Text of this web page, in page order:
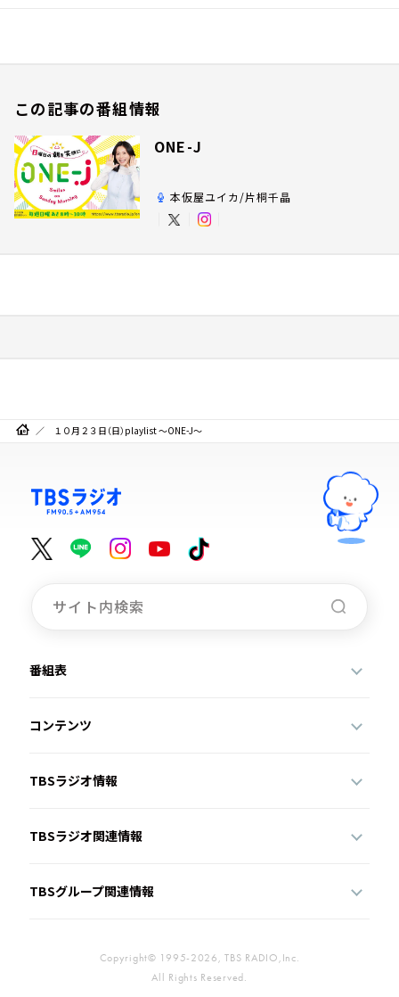
この記事の番組情報
ONE-J
本仮屋ユイカ/片桐千晶
１０月２３日（日）playlist ～ONE-J～
番組表
コンテンツ
TBSラジオ情報
TBSラジオ関連情報
TBSグループ関連情報
Copyright© 1995-2026, TBS RADIO,Inc.
All Rights Reserved.